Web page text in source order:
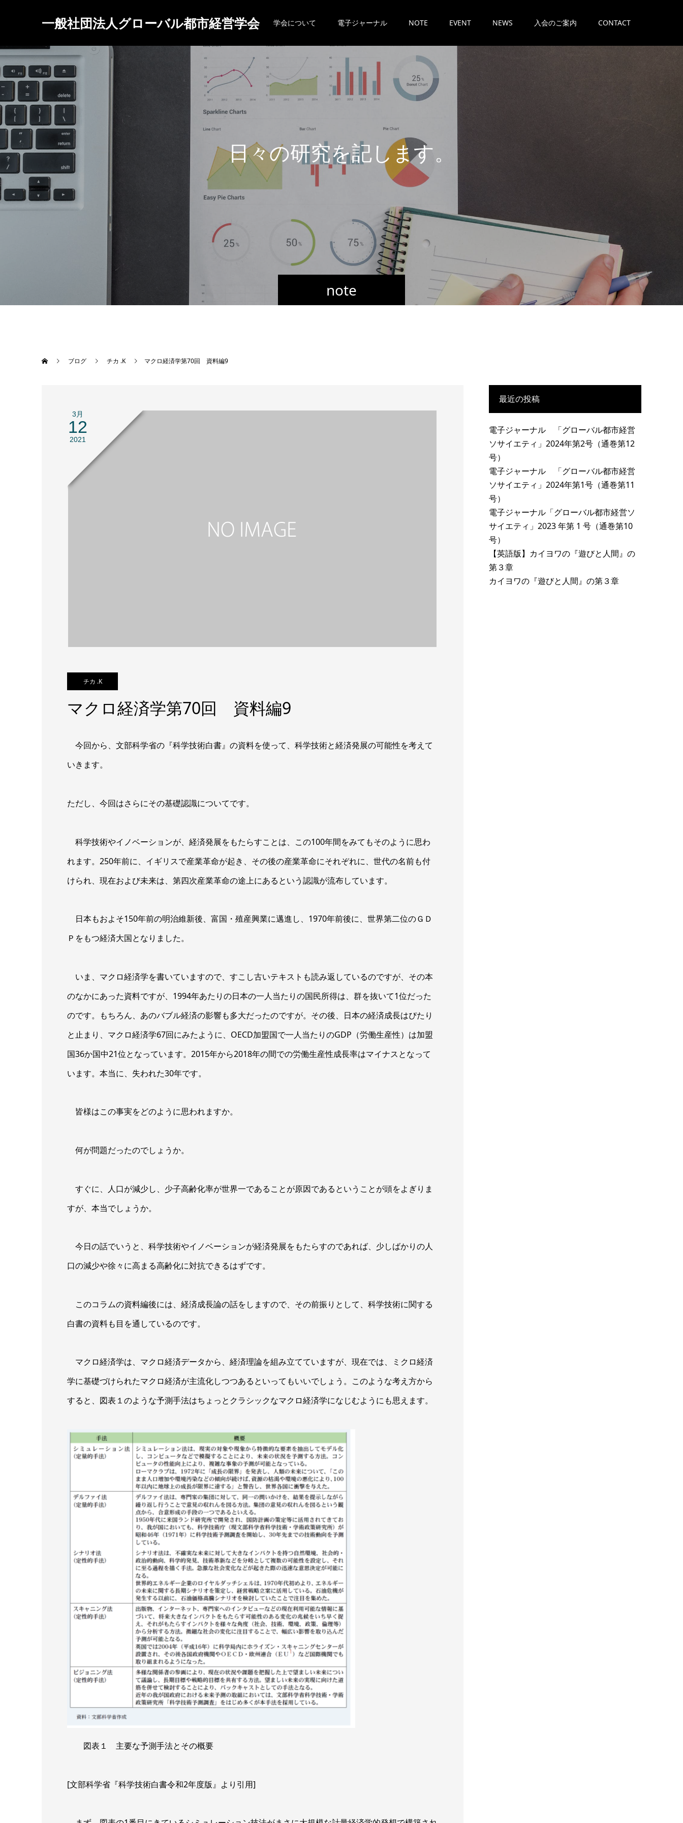
一般社団法人グローバル都市経営学会 学会について 電子ジャーナル NOTE EVENT NEWS 入会のご案内 CONTACT
note
日々の研究を記します。
ブログ チカ .K マクロ経済学第70回 資料編9
3月
12
2021
チカ .K
マクロ経済学第70回 資料編9
今回から、文部科学省の『科学技術白書』の資料を使って、科学技術と経済発展の可能性を考えて
いきます。
ただし、今回はさらにその基礎認識についてです。
科学技術やイノベーションが、経済発展をもたらすことは、この100年間をみてもそのように思わ
れます。250年前に、イギリスで産業革命が起き、その後の産業革命にそれぞれに、世代の名前も付
けられ、現在および未来は、第四次産業革命の途上にあるという認識が流布しています。
日本もおよそ150年前の明治維新後、富国・殖産興業に邁進し、1970年前後に、世界第二位のＧＤ
Ｐをもつ経済大国となりました。
いま、マクロ経済学を書いていますので、すこし古いテキストも読み返しているのですが、その本
のなかにあった資料ですが、1994年あたりの日本の一人当たりの国民所得は、群を抜いて1位だった
のです。もちろん、あのバブル経済の影響も多大だったのですが。その後、日本の経済成長はぴたり
と止まり、マクロ経済学67回にみたように、OECD加盟国で一人当たりのGDP（労働生産性）は加盟
国36か国中21位となっています。2015年から2018年の間での労働生産性成長率はマイナスとなって
います。本当に、失われた30年です。
皆様はこの事実をどのように思われますか。
何が問題だったのでしょうか。
すぐに、人口が減少し、少子高齢化率が世界一であることが原因であるということが頭をよぎりま
すが、本当でしょうか。
今日の話でいうと、科学技術やイノベーションが経済発展をもたらすのであれば、少しばかりの人
口の減少や徐々に高まる高齢化に対抗できるはずです。
このコラムの資料編後には、経済成長論の話をしますので、その前振りとして、科学技術に関する
白書の資料も目を通しているのです。
マクロ経済学は、マクロ経済データから、経済理論を組み立てていますが、現在では、ミクロ経済
学に基礎づけられたマクロ経済が主流化しつつあるといってもいいでしょう。このような考え方から
すると、図表１のような予測手法はちょっとクラシックなマクロ経済学になじむようにも思えます。
図表１ 主要な予測手法とその概要
[文部科学省『科学技術白書令和2年度版』より引用]
最近の投稿
電子ジャーナル 「グローバル都市経営
ソサイエティ」2024年第2号（通巻第12
号）
電子ジャーナル 「グローバル都市経営
ソサイエティ」2024年第1号（通巻第11
号）
電子ジャーナル「グローバル都市経営ソ
サイエティ」2023 年第 1 号（通巻第10
号）
【英語版】カイヨワの『遊びと人間』の
第３章
カイヨワの『遊びと人間』の第３章